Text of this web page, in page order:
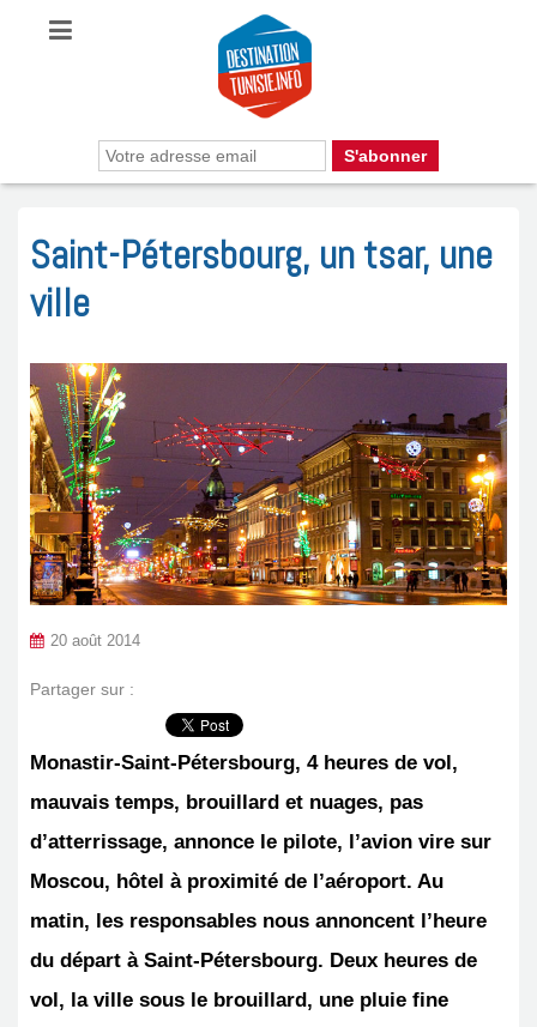
Saint-Pétersbourg, un tsar, une
ville
20 août 2014
Partager sur :
Monastir-Saint-Pétersbourg, 4 heures de vol,
mauvais temps, brouillard et nuages, pas
d’atterrissage, annonce le pilote, l’avion vire sur
Moscou, hôtel à proximité de l’aéroport. Au
matin, les responsables nous annoncent l’heure
du départ à Saint-Pétersbourg. Deux heures de
vol, la ville sous le brouillard, une pluie fine